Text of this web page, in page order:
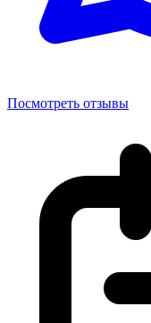
Посмотреть отзывы